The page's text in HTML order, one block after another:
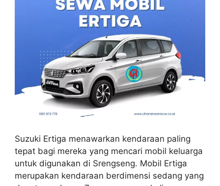
Suzuki Ertiga menawarkan kendaraan paling
tepat bagi mereka yang mencari mobil keluarga
untuk digunakan di Srengseng. Mobil Ertiga
merupakan kendaraan berdimensi sedang yang